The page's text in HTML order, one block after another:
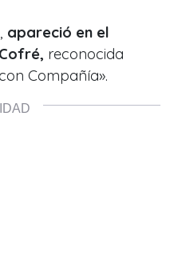
apareció en el
reconocida
Compañía».